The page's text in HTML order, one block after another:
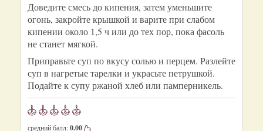
Доведите смесь до кипения, затем уменьшите
огонь, закройте крышкой и варите при слабом
кипении около 1,5 ч или до тех пор, пока фасоль
не станет мягкой.
Приправьте суп по вкусу солью и перцем. Разлейте
суп в нагретые тарелки и украсьте петрушкой.
Подайте к супу ржаной хлеб или памперникель.
средний балл:0.00